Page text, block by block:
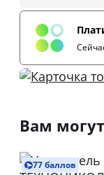
Вам
77 баллов